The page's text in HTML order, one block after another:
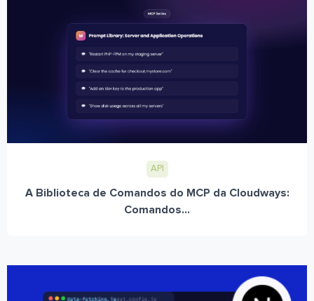
API
A Biblioteca de Comandos do MCP da Cloudways:
Comandos...